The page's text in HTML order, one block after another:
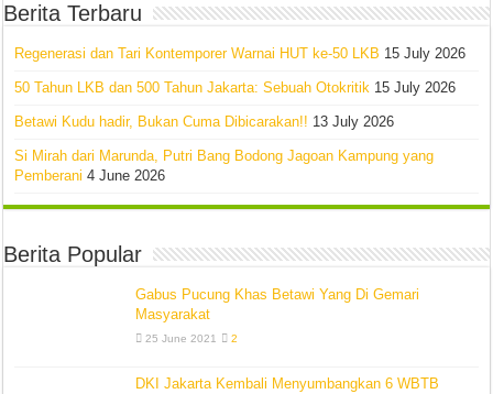
Berita Terbaru
Regenerasi dan Tari Kontemporer Warnai HUT ke-50 LKB 15 July 2026
50 Tahun LKB dan 500 Tahun Jakarta: Sebuah Otokritik 15 July 2026
Betawi Kudu hadir, Bukan Cuma Dibicarakan!! 13 July 2026
Si Mirah dari Marunda, Putri Bang Bodong Jagoan Kampung yang
Pemberani 4 June 2026
Berita Popular
Gabus Pucung Khas Betawi Yang Di Gemari
Masyarakat
25 June 2021 2
DKI Jakarta Kembali Menyumbangkan 6 WBTB